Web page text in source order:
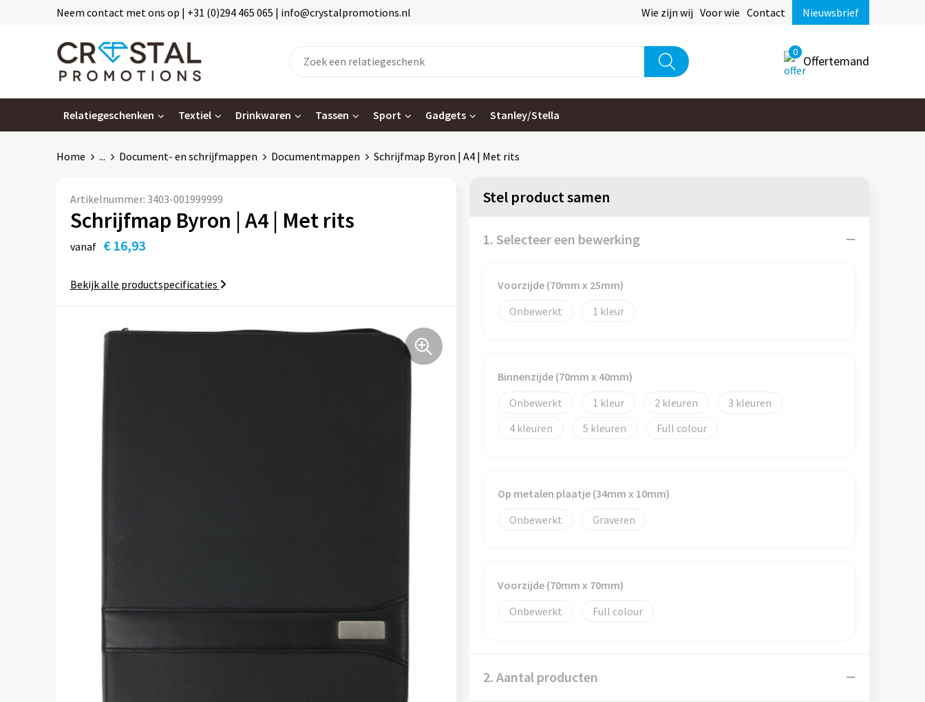
Neem contact met ons op | +31 (0)294 465 065 | info@crystalpromotions.nl Wie zijn wij Voor wie Contact Nieuwsbrief
0
Offertemand
Relatiegeschenken Textiel Drinkwaren Tassen Sport Gadgets Stanley/Stella
Home ... Document- en schrijfmappen Documentmappen Schrijfmap Byron | A4 | Met rits
Artikelnummer: 3403-001999999
Schrijfmap Byron | A4 | Met rits
vanaf € 16,93
Bekijk alle productspecificaties
Stel product samen
1. Selecteer een bewerking
Voorzijde (70mm x 25mm)
Onbewerkt
1
Binnenzijde (70mm x 40mm)
Onbewerkt
1 2
3
4
5 Full colour
Op metalen plaatje (34mm x 10mm)
Onbewerkt
Graveren
Voorzijde (70mm x 70mm)
Onbewerkt
Full colour
2. Aantal producten